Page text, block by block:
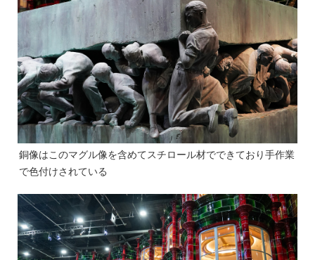
銅像はこのマグル像を含めてスチロール材でできており手作業
で色付けされている